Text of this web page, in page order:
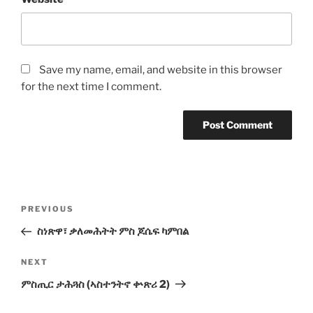
Save my name, email, and website in this browser
for the next time I comment.
Previous
Post
PREVIOUS
ስነጽዋ፣ ቃለመሕትት ምስ ጆሴፍ ካምበል
Next
Post
NEXT
ምስጢር ታሕጓስ (ኣስተንትኖ ቍጽሪ 2)